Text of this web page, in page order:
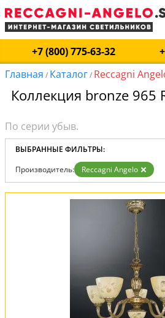
+7 (800) 775-63-32
Главная / Каталог/ Reccagni
Коллекция bronze 965
ВЫБРАННЫЕ ФИЛЬТРЫ:
Производитель: Reccagni Angelo